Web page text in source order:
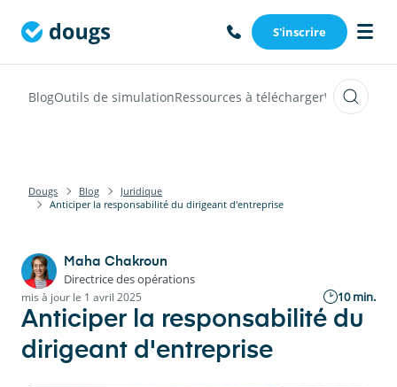
S'inscrire
BlogOutils de simulationRessources à téléchargerWebinars
Dougs Blog
Juridique
Anticiper la responsabilité du dirigeant d'entreprise
Maha Chakroun
Directrice des opérations
mis à jour le 1 avril 2025 10 min.
Anticiper la responsabilité du
dirigeant d'entreprise